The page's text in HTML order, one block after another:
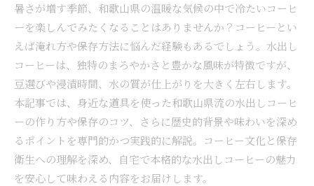
暑さが増す季節、和歌山県の温暖な気候の中で冷たいコーヒ
ーを楽しんでみたくなることはありませんか？コーヒーとい
えば淹れ方や保存方法に悩んだ経験もあるでしょう。水出し
コーヒーは、独特のまろやかさと豊かな風味が特徴ですが、
豆選びや浸漬時間、水の質が仕上がりを大きく左右します。
本記事では、身近な道具を使った和歌山県流の水出しコーヒ
ーの作り方や保存のコツ、さらに歴史的背景や味わいを深め
るポイントを専門的かつ実践的に解説。コーヒー文化と保存
衛生への理解を深め、自宅で本格的な水出しコーヒーの魅力
を安心して味わえる内容をお届けします。